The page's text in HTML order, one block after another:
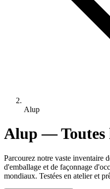
Alup
Alup — Toutes
Parcourez notre vaste inventaire
d'emballage et de façonnage
mondiaux. Testées en atelier et